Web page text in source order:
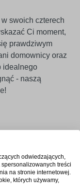
swoich czterech
Ci moment,
prawdziwym
domownicy oraz
idealnego
- naszą
odwiedzających,
treści
na stronie internetowej.
których używamy,